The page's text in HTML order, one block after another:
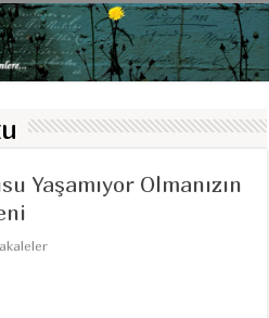
Yaşamıyor Olmanızın